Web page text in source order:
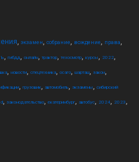
, экзамен, собрание, вождение, права,
, гибдд, онлайн, трактор, техосмотр, курсы, 2022,
, новости, спецтехника, осаго, шарташ, закон,
, грузовик, автомобиль, экзамены, сибирский
d, законодательство, екатеринбург, автобус, 2024, 2023,